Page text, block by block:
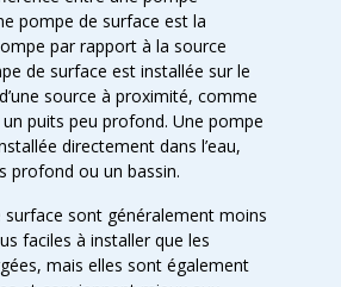
pompe de surface est la
par rapport à la source
de surface est installée sur le
source à proximité, comme
puits peu profond. Une pompe
directement dans l’eau,
profond ou un bassin.
surface sont généralement moins
faciles à installer que les
mais elles sont également